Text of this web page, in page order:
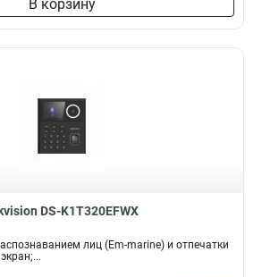
В корзину
DS-K1T320EFWX
лиц (Em-marine) и отпечатки